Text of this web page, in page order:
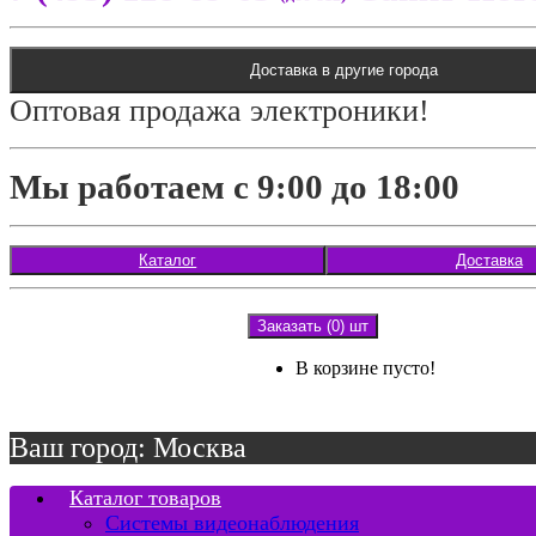
Доставка в другие города
Оптовая продажа электроники!
Мы работаем с 9:00 до 18:00
Каталог Доставка
Заказать (0) шт
В корзине пусто!
Ваш город: Москва
Каталог товаров
Системы видеонаблюдения